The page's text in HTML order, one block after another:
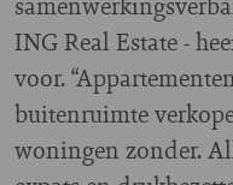
ING Real Estate -
voor.
buitenruimte
woningen zonder.